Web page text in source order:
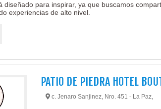
diseñado para inspirar, ya que buscamos
experiencias de alto nivel.
PATIO DE PIEDRA HOTEL
c. Jenaro Sanjinez, Nro. 451 - La Paz,